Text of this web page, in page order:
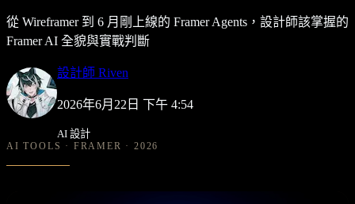
從 Wireframer 到 6 月剛上線的 Framer Agents，設計師該掌握的
Framer AI 全貌與實戰判斷
設計師 Riven
2026年6月22日 下午 4:54
AI 設計
AI TOOLS · FRAMER · 2026